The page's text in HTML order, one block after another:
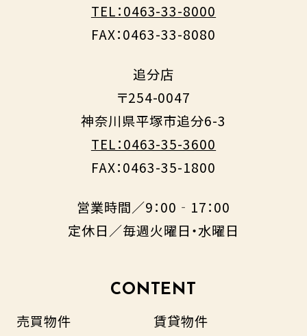
TEL：0463-33-8000
FAX：0463-33-8080
追分店
〒254-0047
神奈川県平塚市追分6-3
TEL：0463-35-3600
FAX：0463-35-1800
営業時間／9：00‐17：00
定休日／毎週火曜日・水曜日
CONTENT
売買物件
賃貸物件